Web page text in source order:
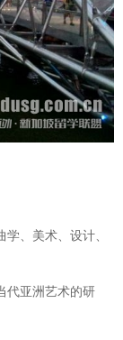
、美术、设计、
代亚洲艺术的研